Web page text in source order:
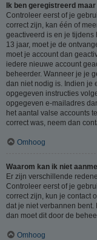
Ik ben geregistreerd
Controleer eerst of je
correct zijn, kan één of
geactiveerd is en je tijdens
13 jaar, moet je de
moet je account dan
iedere nieuwe account
beheerder. Wanneer je je
dan niet nodig is. Indien je
opgegeven instructies
opgegeven e-mailadres
het aantal valse accounts
correct was, neem dan
Omhoog
Waarom kan ik niet
Er zijn verschillende
Controleer eerst of je
correct zijn, kun je contact
dat je niet verbannen bent.
dan moet dit door de
Omhoog